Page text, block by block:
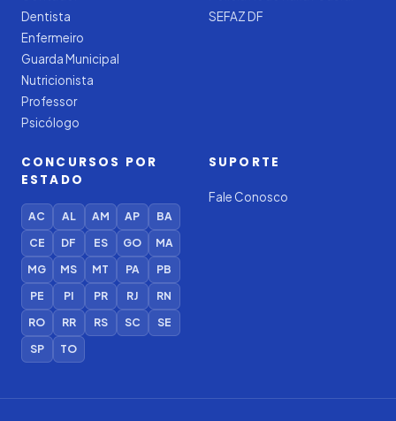
Dentista
Enfermeiro
Guarda Municipal
Nutricionista
Professor
Psicólogo
SEFAZ DF
CONCURSOS POR
ESTADO
AC AL AM AP
BA
CE
DF ES GO
MA
MG
MS MT PA
PB
PE
PI PR RJ
RN
RO
RR RS SC
SE
SP
TO
SUPORTE
Fale Conosco